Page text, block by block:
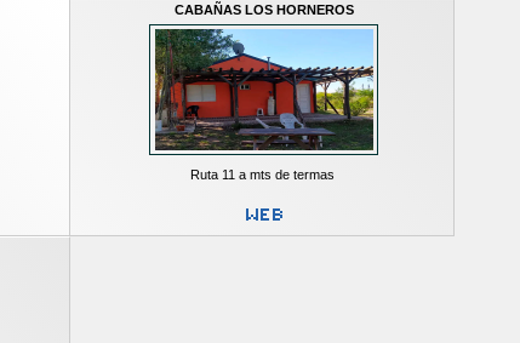
CABAÑAS LOS HORNEROS
Ruta 11 a mts de termas